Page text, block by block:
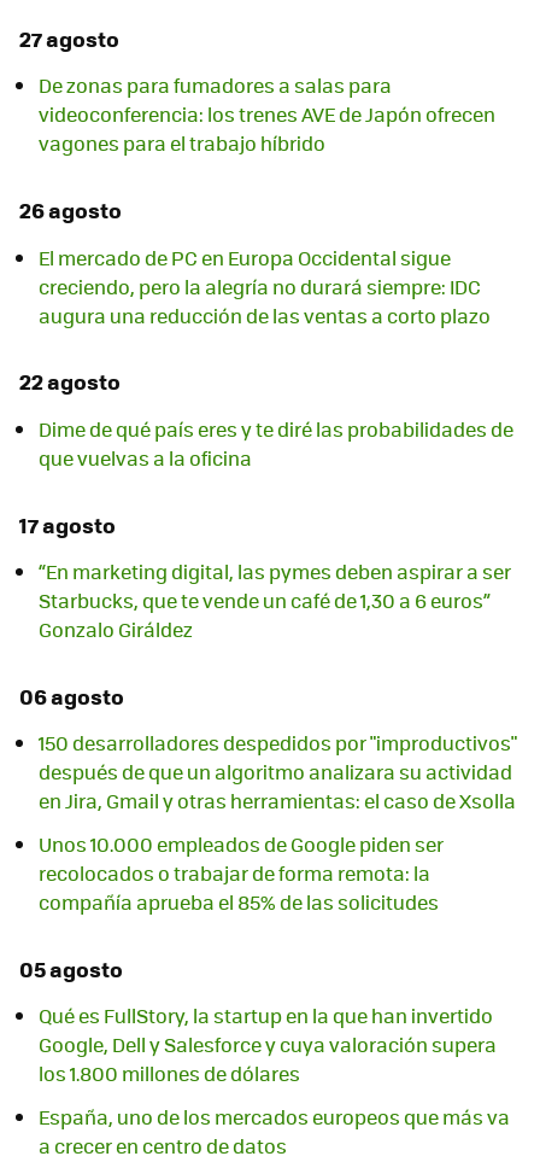
27 agosto
De zonas para fumadores a salas para
videoconferencia: los trenes AVE de Japón ofrecen
vagones para el trabajo híbrido
26 agosto
El mercado de PC en Europa Occidental sigue
creciendo, pero la alegría no durará siempre: IDC
augura una reducción de las ventas a corto plazo
22 agosto
Dime de qué país eres y te diré las probabilidades de
que vuelvas a la oficina
17 agosto
“En marketing digital, las pymes deben aspirar a ser
Starbucks, que te vende un café de 1,30 a 6 euros”
Gonzalo Giráldez
06 agosto
150 desarrolladores despedidos por "improductivos"
después de que un algoritmo analizara su actividad
en Jira, Gmail y otras herramientas: el caso de Xsolla
Unos 10.000 empleados de Google piden ser
recolocados o trabajar de forma remota: la
compañía aprueba el 85% de las solicitudes
05 agosto
Qué es FullStory, la startup en la que han invertido
Google, Dell y Salesforce y cuya valoración supera
los 1.800 millones de dólares
España, uno de los mercados europeos que más va
a crecer en centro de datos